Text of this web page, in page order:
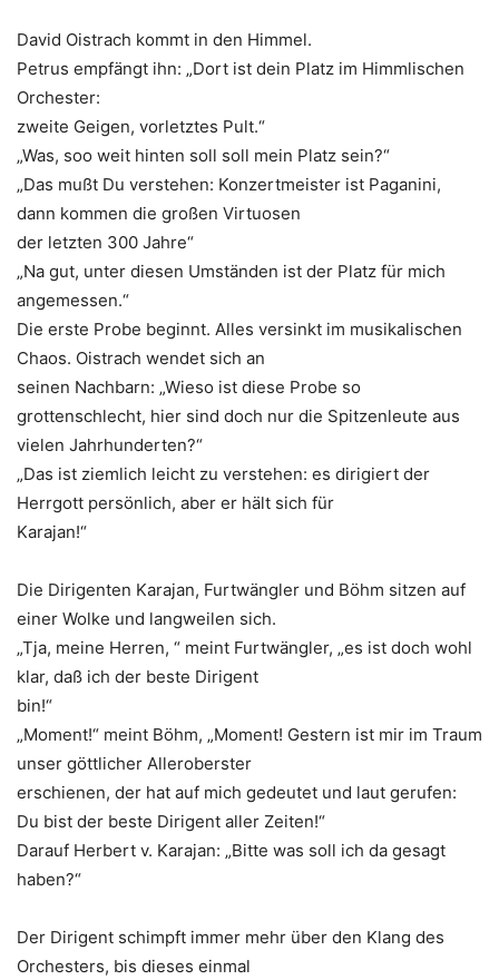
David Oistrach kommt in den Himmel.
Petrus empfängt ihn: „Dort ist dein Platz im Himmlischen
Orchester:
zweite Geigen, vorletztes Pult.“
„Was, soo weit hinten soll soll mein Platz sein?“
„Das mußt Du verstehen: Konzertmeister ist Paganini,
dann kommen die großen Virtuosen
der letzten 300 Jahre“
„Na gut, unter diesen Umständen ist der Platz für mich
angemessen.“
Die erste Probe beginnt. Alles versinkt im musikalischen
Chaos. Oistrach wendet sich an
seinen Nachbarn: „Wieso ist diese Probe so
grottenschlecht, hier sind doch nur die Spitzenleute aus
vielen Jahrhunderten?“
„Das ist ziemlich leicht zu verstehen: es dirigiert der
Herrgott persönlich, aber er hält sich für
Karajan!“
Die Dirigenten Karajan, Furtwängler und Böhm sitzen auf
einer Wolke und langweilen sich.
„Tja, meine Herren, “ meint Furtwängler, „es ist doch wohl
klar, daß ich der beste Dirigent
bin!“
„Moment!“ meint Böhm, „Moment! Gestern ist mir im Traum
unser göttlicher Alleroberster
erschienen, der hat auf mich gedeutet und laut gerufen:
Du bist der beste Dirigent aller Zeiten!“
Darauf Herbert v. Karajan: „Bitte was soll ich da gesagt
haben?“
Der Dirigent schimpft immer mehr über den Klang des
Orchesters, bis dieses einmal